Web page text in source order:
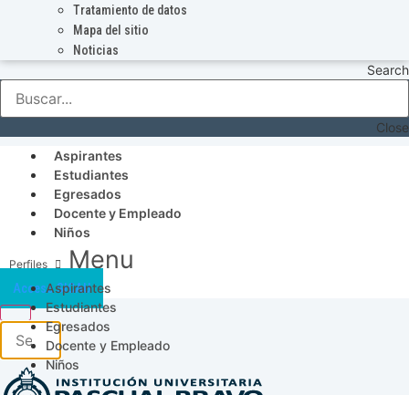
Tratamiento de datos
Mapa del sitio
Noticias
Search
Close
Aspirantes
Estudiantes
Egresados
Docente y Empleado
Niños
Menu
Aspirantes
Estudiantes
Egresados
Docente y Empleado
Niños
Acceso SICAU